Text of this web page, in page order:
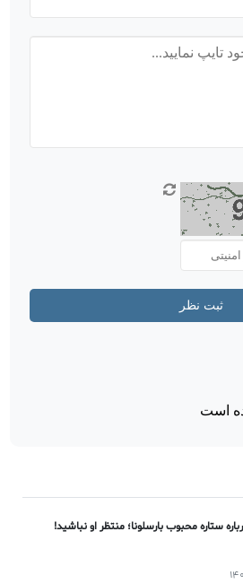
ستاره محبوب بارسلونا؛ منتظر او نباشید!